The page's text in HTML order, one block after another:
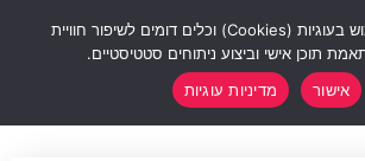
באתר נעשה שימוש בעוגיות (Cookies) וכלים דומים לשיפור חוויית
תוכן אישי וביצוע ניתוחים סטטיסטיים.
אישור
מדיניות עוגיות